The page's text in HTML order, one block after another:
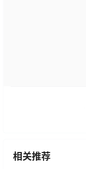
相关推荐